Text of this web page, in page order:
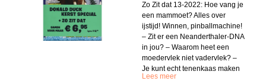
Zo Zit dat 13-2022: Hoe vang je
een mammoet? Alles over
ijstijd! Winnen, pinballmachine!
– Zit er een Neanderthaler-DNA
in jou? – Waarom heet een
moedervlek niet vadervlek? –
Je kunt echt tenenkaas maken
Lees meer